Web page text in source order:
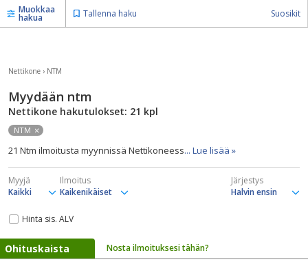
Muokkaa
hakua Tallenna haku Suosikit
Nettikone › NTM
Myydään ntm
Nettikone hakutulokset: 21 kpl
NTM
21 Ntm ilmoitusta myynnissä Nettikoneess... Lue lisää »
Myyjä Ilmoitus Järjestys
Hinta sis. ALV
Ohituskaista Nosta ilmoituksesi tähän?